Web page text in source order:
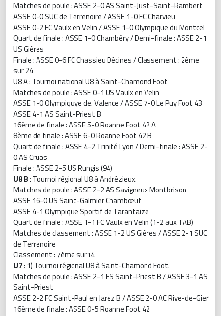
Matches de poule : ASSE 2-0 AS Saint-Just-Saint-Rambert
ASSE 0-0 SUC de Terrenoire / ASSE 1-0 FC Charvieu
ASSE 0-2 FC Vaulx en Velin / ASSE 1-0 Olympique du Montcel
Quart de finale : ASSE 1-0 Chambéry / Demi-finale : ASSE 2-1
US Gières
Finale : ASSE 0-6 FC Chassieu Décines / Classement : 2ème
sur 24
U8 A : Tournoi national U8 à Saint-Chamond Foot
Matches de poule : ASSE 0-1 US Vaulx en Velin
ASSE 1-0 Olympiquye de. Valence / ASSE 7-0 Le Puy Foot 43
ASSE 4-1 AS Saint-Priest B
16ème de finale : ASSE 5-0 Roanne Foot 42 A
8ème de finale : ASSE 6-0 Roanne Foot 42 B
Quart de finale : ASSE 4-2 Trinité Lyon / Demi-finale : ASSE 2-
0 AS Cruas
Finale : ASSE 2-5 US Rungis (94)
U8 B: Tournoi régional U8 à Andrézieux.
Matches de poule : ASSE 2-2 AS Savigneux Montbrison
ASSE 16-0 US Saint-Galmier Chambœuf
ASSE 4-1 Olympique Sportif de Tarantaize
Quart de finale : ASSE 1-1 FC Vaulx en Velin (1-2 aux TAB)
Matches de classement : ASSE 1-2 US Gières / ASSE 2-1 SUC
de Terrenoire
Classement : 7ème sur14
U7: 1) Tournoi régional U8 à Saint-Chamond Foot.
Matches de poule : ASSE 2-1 ES Saint-Priest B / ASSE 3-1 AS
Saint-Priest
ASSE 2-2 FC Saint-Paul en Jarez B / ASSE 2-0 AC Rive-de-Gier
16ème de finale : ASSE 0-5 Roanne Foot 42